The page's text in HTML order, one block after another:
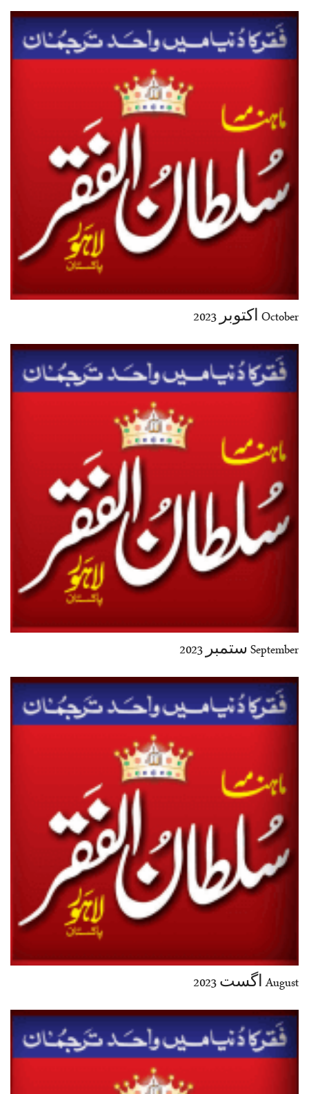
October اکتوبر 2023
September ستمبر 2023
August اگست 2023